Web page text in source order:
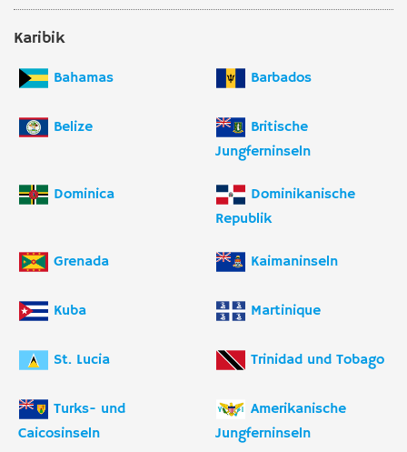
Karibik
Bahamas Barbados
Belize
Britische
Jungferninseln
Dominica
Dominikanische
Republik
Grenada Kaimaninseln
Kuba Martinique
St. Lucia Trinidad und Tobago
Turks- und
Caicosinseln
Amerikanische
Jungferninseln